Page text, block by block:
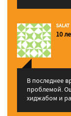
SALAT
10
В последнее
проблемой.
хиджабом и